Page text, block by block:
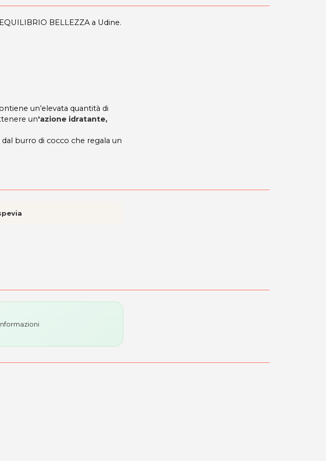
BELLEZZA a Udine.
un’elevata quantità di
un'azione idratante,
burro di cocco che regala un